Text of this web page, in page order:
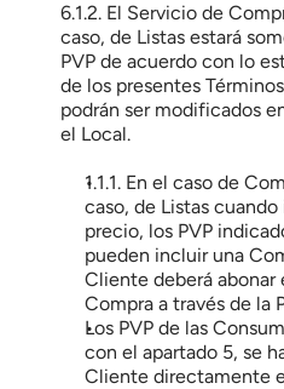
6.1.2. El Servicio de
caso, de Listas estará
PVP de acuerdo con lo
de los presentes
podrán ser modificados
el Local.
1.1.1. En el caso de
caso, de Listas
precio, los PVP
pueden incluir una
Cliente deberá
Compra a través de la
Los PVP de las
con el apartado 5, se
Cliente directamente